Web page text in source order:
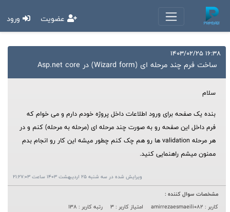
ورود عضویت
16:38 1403/02/25
ساخت فرم چند مرحله ای (Wizard form) در Asp.net core
سلام
بنده یک صفحه برای ورود اطلاعات داخل پروژه خودم دارم و می خوام که
فرم داخل این صفحه رو به صورت چند مرحله ای (مرحله به مرحله) کنم و در
هر مرحله validation ها رو هم چک کنم چطور میشه این کار رو انجام بدم
ممنون میشم راهنمایی کنید.
ویرایش شده در سه شنبه 25 اردیبهشت 1403 ساعت 21:27:03
مشخصات سوال کننده :
کاربر : amirrezaesmaeili082
امتیاز کاربر : 3
رتبه کاربر : 138